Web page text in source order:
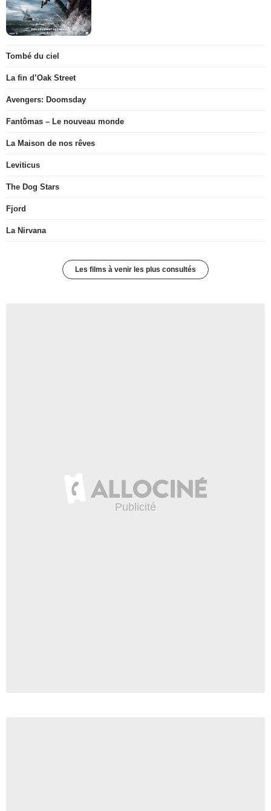
Tombé du ciel
La fin d’Oak Street
Avengers: Doomsday
Fantômas – Le nouveau monde
La Maison de nos rêves
Leviticus
The Dog Stars
Fjord
La Nirvana
Les films à venir les plus consultés